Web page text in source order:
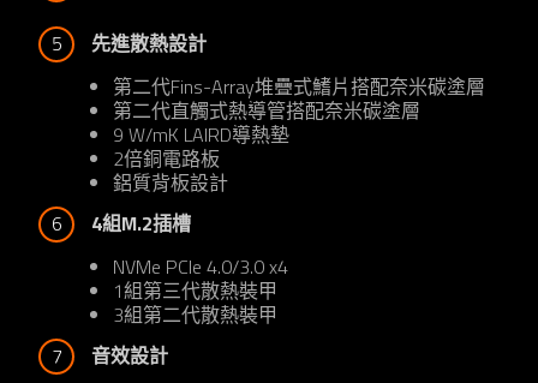
5
先進散熱設計
第二代Fins-Array堆疊式鰭片搭配奈米碳塗層
第二代直觸式熱導管搭配奈米碳塗層
9 W/mK LAIRD導熱墊
2倍銅電路板
鋁質背板設計
6
4組M.2插槽
NVMe PCIe 4.0/3.0 x4
1組第三代散熱裝甲
3組第二代散熱裝甲
7
音效設計